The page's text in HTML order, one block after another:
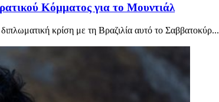
Κόμματος για το Μουντιάλ
κρίση με τη Βραζιλία αυτό το Σαββατοκύρ...